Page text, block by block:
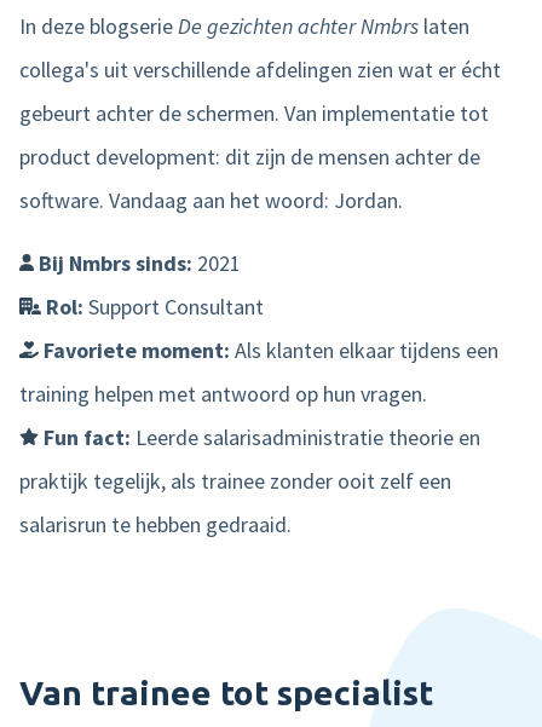
In deze blogserieDe gezichten achter Nmbrs laten
collega's uit verschillende afdelingen zien wat er écht
gebeurt achter de schermen. Van implementatie tot
product development: dit zijn de mensen achter de
software. Vandaag aan het woord: Jordan.
Bij Nmbrs sinds: 2021
Rol: Support Consultant
Favoriete moment: Als klanten elkaar tijdens een
training helpen met antwoord op hun vragen.
Fun fact: Leerde salarisadministratie theorie en
praktijk tegelijk, als trainee zonder ooit zelf een
salarisrun te hebben gedraaid.
Van trainee tot specialist